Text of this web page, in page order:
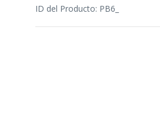
ID del Producto: PB6_